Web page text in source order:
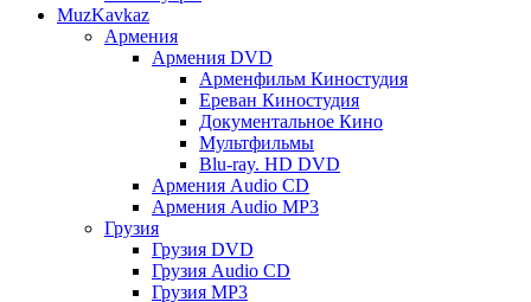
MuzKavkaz
Армения
Армения DVD
Арменфильм Киностудия
Ереван Киностудия
Документальное Кино
Мультфильмы
Blu-ray. HD DVD
Армения Audio CD
Армения Audio MP3
Грузия
Грузия DVD
Грузия Audio CD
Грузия MP3